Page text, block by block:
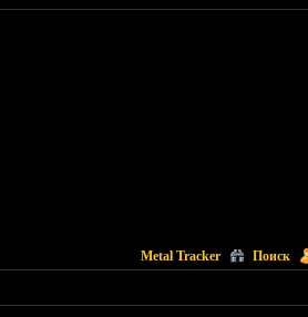
Metal Tracker Поиск